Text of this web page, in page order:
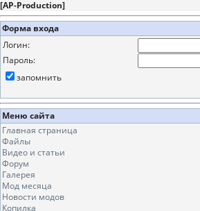
[AP-Production]
Форма входа
Логин:
Пароль:
запомнить
Меню сайта
Главная страница
Файлы
Видео и статьи
Форум
Галерея
Мод месяца
Новости модов
Копилка